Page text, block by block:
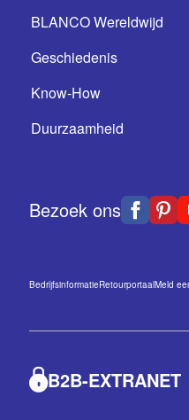
BLANCO Wereldwijd
Geschiedenis
Know-How
Duurzaamheid
Bezoek ons
BedrijfsinformatieRetourportaalMeld
B2B-EXTRANET